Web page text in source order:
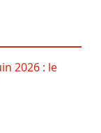
2026 : le